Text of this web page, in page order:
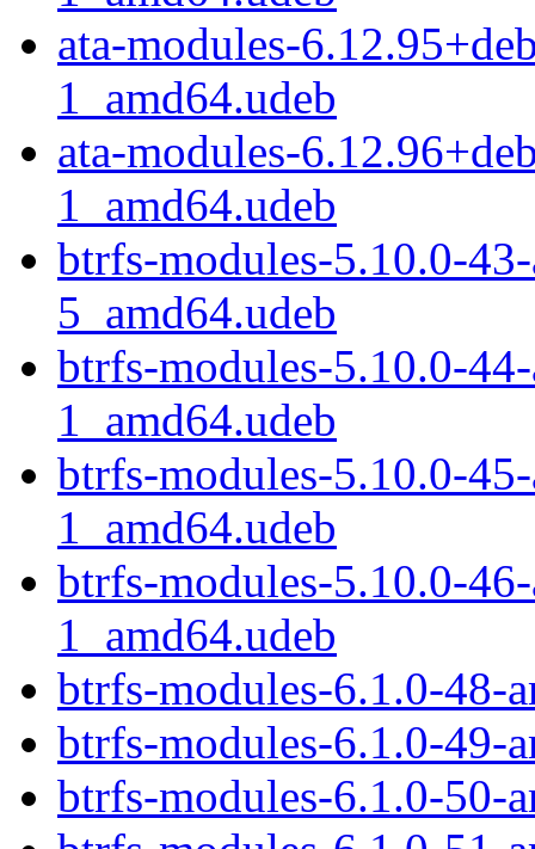
ata-modules-
1_amd64.udeb
ata-modules-
1_amd64.udeb
btrfs-modules-5.10.0-
5_amd64.udeb
btrfs-modules-5.10.0-
1_amd64.udeb
btrfs-modules-5.10.0-
1_amd64.udeb
btrfs-modules-5.10.0-
1_amd64.udeb
btrfs-modules-6.1.0-48-
btrfs-modules-6.1.0-49-
btrfs-modules-6.1.0-50-